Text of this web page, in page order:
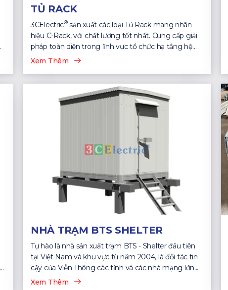
TỦ RACK
3CElectric®sản xuất các loại Tủ Rack mang nhãn
hiệu C-Rack, với chất lượng tốt nhất. Cung cấp giải
pháp toàn diện trong lĩnh vực tổ chức hạ tầng hệ
thống CNTT...
Xem Thêm
NHÀ TRẠM BTS SHELTER
Tự hào là nhà sản xuất trạm BTS - Shelter đầu tiên
tại Việt Nam và khu vực từ năm 2004, là đối tác tin
cậy của Viễn Thông các tỉnh và các nhà mạng lớn...
Xem Thêm